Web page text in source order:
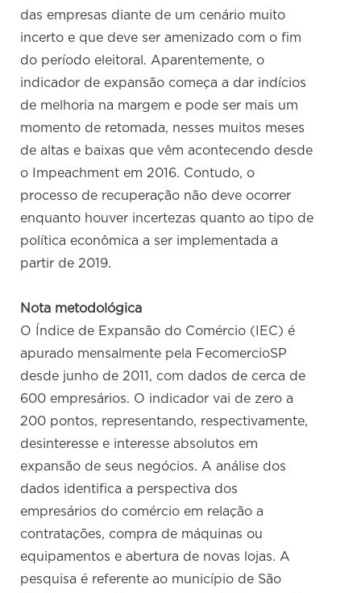
das empresas diante de um cenário muito
incerto e que deve ser amenizado com o fim
do período eleitoral. Aparentemente, o
indicador de expansão começa a dar indícios
de melhoria na margem e pode ser mais um
momento de retomada, nesses muitos meses
de altas e baixas que vêm acontecendo desde
o Impeachment em 2016. Contudo, o
processo de recuperação não deve ocorrer
enquanto houver incertezas quanto ao tipo de
política econômica a ser implementada a
partir de 2019.
Nota metodológica
O Índice de Expansão do Comércio (IEC) é
apurado mensalmente pela FecomercioSP
desde junho de 2011, com dados de cerca de
600 empresários. O indicador vai de zero a
200 pontos, representando, respectivamente,
desinteresse e interesse absolutos em
expansão de seus negócios. A análise dos
dados identifica a perspectiva dos
empresários do comércio em relação a
contratações, compra de máquinas ou
equipamentos e abertura de novas lojas. A
pesquisa é referente ao município de São